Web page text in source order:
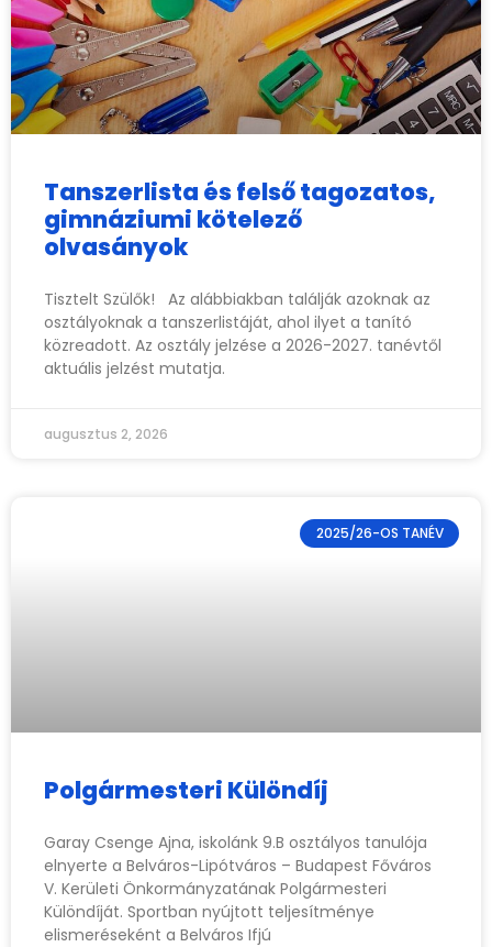
Tanszerlista és felső tagozatos,
gimnáziumi kötelező
olvasányok
Tisztelt Szülők! Az alábbiakban találják azoknak az
osztályoknak a tanszerlistáját, ahol ilyet a tanító
közreadott. Az osztály jelzése a 2026-2027. tanévtől
aktuális jelzést mutatja.
augusztus 2, 2026
2025/26-OS TANÉV
Polgármesteri Különdíj
Garay Csenge Ajna, iskolánk 9.B osztályos tanulója
elnyerte a Belváros-Lipótváros – Budapest Főváros
V. Kerületi Önkormányzatának Polgármesteri
Különdíját. Sportban nyújtott teljesítménye
elismeréseként a Belváros Ifjú